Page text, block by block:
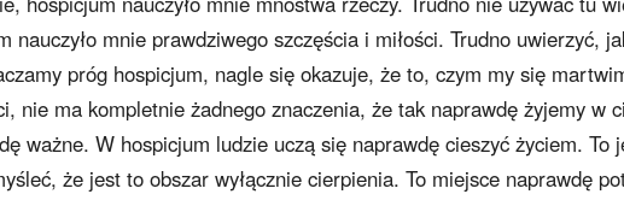
nauczyło mnie prawdziwego szczęścia i miłości. Trudno uwierzyć,
próg hospicjum, nagle się okazuje, że to, czym my się
nie ma kompletnie żadnego znaczenia, że tak naprawdę żyjemy w
ważne. W hospicjum ludzie uczą się naprawdę cieszyć życiem. To
że jest to obszar wyłącznie cierpienia. To miejsce naprawdę